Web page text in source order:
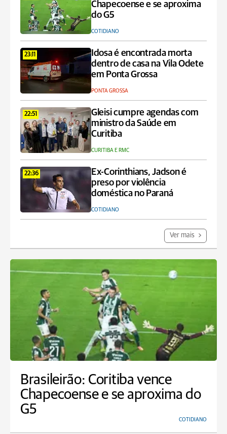
Chapecoense e se aproxima
do G5
COTIDIANO
23:11
Idosa é encontrada morta
dentro de casa na Vila Odete
em Ponta Grossa
PONTA GROSSA
22:51
Gleisi cumpre agendas com
ministro da Saúde em
Curitiba
CURITIBA E RMC
22:36
Ex-Corinthians, Jadson é
preso por violência
doméstica no Paraná
COTIDIANO
Ver mais
Brasileirão: Coritiba vence
Chapecoense e se aproxima do
G5
COTIDIANO